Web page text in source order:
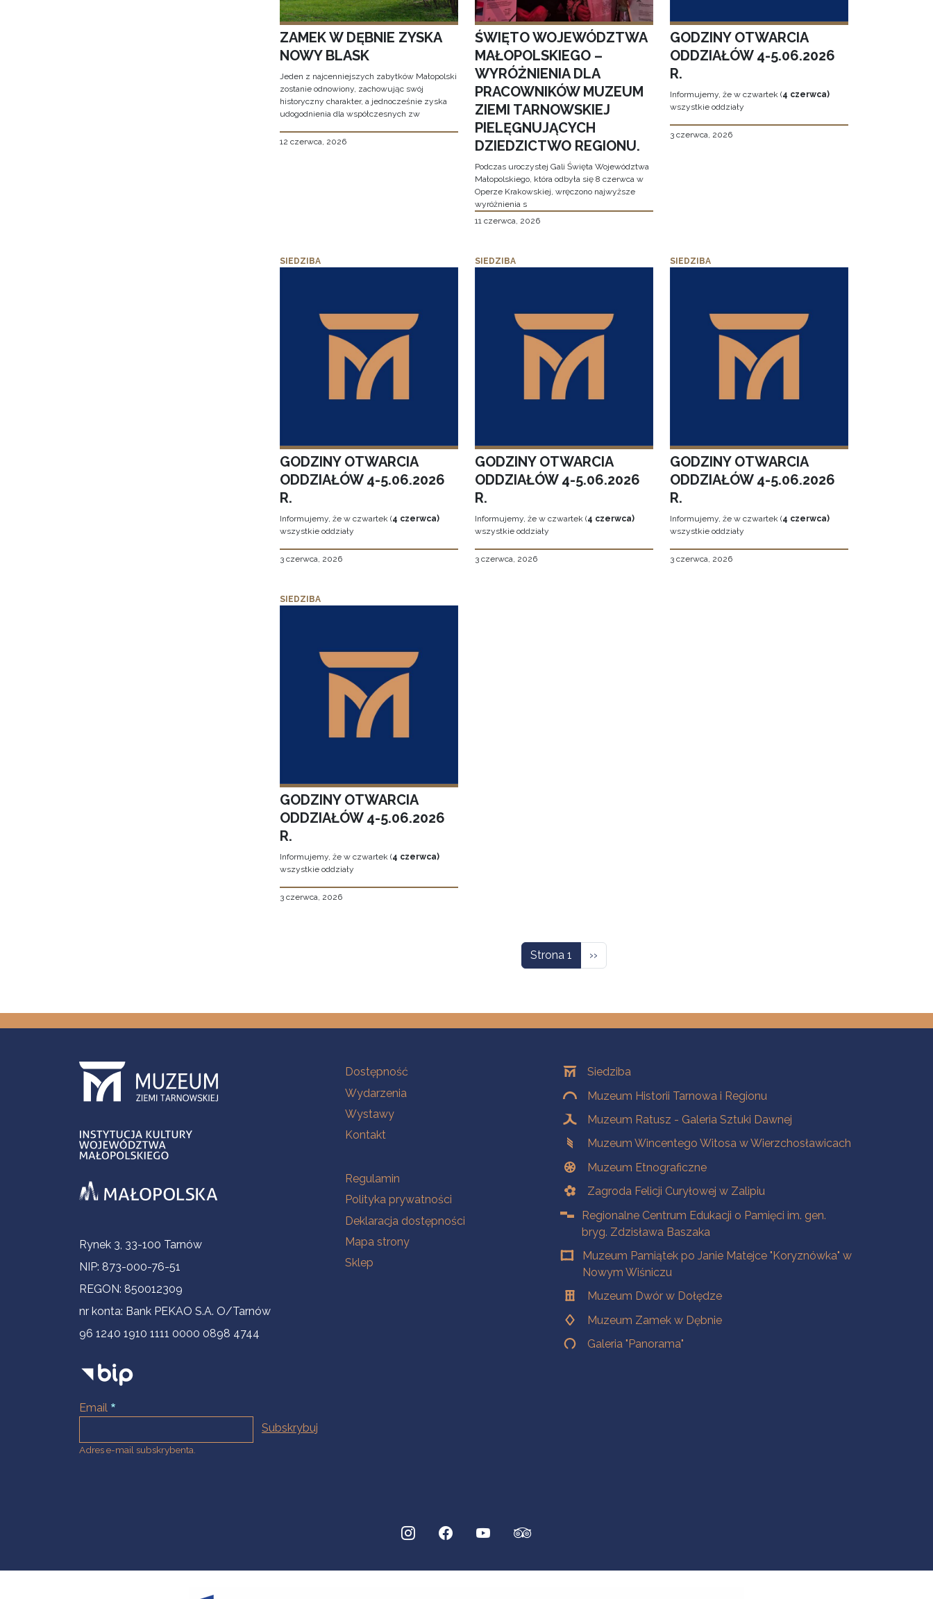
ZAMEK W DĘBNIE ZYSKA
NOWY BLASK
Jeden z najcenniejszych zabytków Małopolski
zostanie odnowiony, zachowując swój
historyczny charakter, a jednocześnie zyska
udogodnienia dla współczesnych zw
12 czerwca, 2026
ŚWIĘTO WOJEWÓDZTWA
MAŁOPOLSKIEGO –
WYRÓŻNIENIA DLA
PRACOWNIKÓW MUZEUM
ZIEMI TARNOWSKIEJ
PIELĘGNUJĄCYCH
DZIEDZICTWO REGIONU.
Podczas uroczystej Gali Święta Województwa
Małopolskiego, która odbyła się 8 czerwca w
Operze Krakowskiej, wręczono najwyższe
wyróżnienia s
11 czerwca, 2026
GODZINY OTWARCIA
ODDZIAŁÓW 4-5.06.2026
R.
Informujemy, że w czwartek (4 czerwca)
wszystkie oddziały
3 czerwca, 2026
SIEDZIBA
GODZINY OTWARCIA
ODDZIAŁÓW 4-5.06.2026
R.
Informujemy, że w czwartek (4 czerwca)
wszystkie oddziały
3 czerwca, 2026
SIEDZIBA
GODZINY OTWARCIA
ODDZIAŁÓW 4-5.06.2026
R.
Informujemy, że w czwartek (4 czerwca)
wszystkie oddziały
3 czerwca, 2026
SIEDZIBA
GODZINY OTWARCIA
ODDZIAŁÓW 4-5.06.2026
R.
Informujemy, że w czwartek (4 czerwca)
wszystkie oddziały
3 czerwca, 2026
SIEDZIBA
GODZINY OTWARCIA
ODDZIAŁÓW 4-5.06.2026
R.
Informujemy, że w czwartek (4 czerwca)
wszystkie oddziały
3 czerwca, 2026
Strona 1 Następna strona
››
Informacje kontaktowe
Rynek 3, 33-100 Tarnów
NIP: 873-000-76-51
REGON: 850012309
nr konta: Bank PEKAO S.A. O/Tarnów
96 1240 1910 1111 0000 0898 4744
Email
Adres e-mail subskrybenta.
Na skróty
Dostępność
Wydarzenia
Wystawy
Kontakt
Na skróty
Regulamin
Polityka prywatności
Deklaracja dostępności
Mapa strony
Sklep
OddziałySiedziba
Muzeum Historii Tarnowa i Regionu
Muzeum Ratusz - Galeria Sztuki Dawnej
Muzeum Wincentego Witosa w Wierzchosławicach
Muzeum Etnograficzne
Zagroda Felicji Curyłowej w Zalipiu
Regionalne Centrum Edukacji o Pamięci im. gen.
bryg. Zdzisława Baszaka
Muzeum Pamiątek po Janie Matejce "Koryznówka" w
Nowym Wiśniczu
Muzeum Dwór w Dołędze
Muzeum Zamek w Dębnie
Galeria "Panorama"